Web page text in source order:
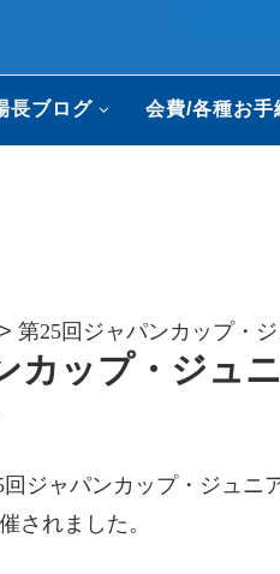
長ブログ 会費/各種お手
> 第25回ジャパンカップ・
カップ・ジュ
ジャパンカップ・ジュニ
されました。